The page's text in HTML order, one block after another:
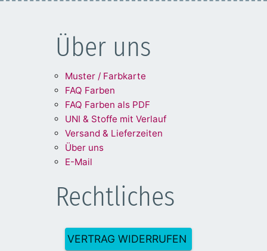
Über uns
Muster / Farbkarte
FAQ Farben
FAQ Farben als PDF
UNI & Stoffe mit Verlauf
Versand & Lieferzeiten
Über uns
E-Mail
Rechtliches
VERTRAG WIDERRUFEN